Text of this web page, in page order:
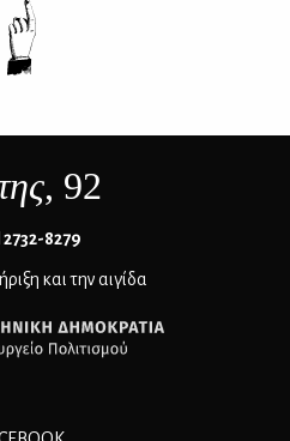
, 92
2732-8279
και την αιγίδα